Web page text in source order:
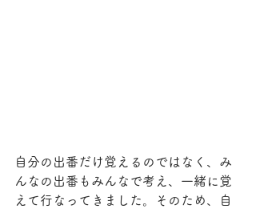
自分の出番だけ覚えるのではなく、み
んなの出番もみんなで考え、一緒に覚
えて行なってきました。そのため、自